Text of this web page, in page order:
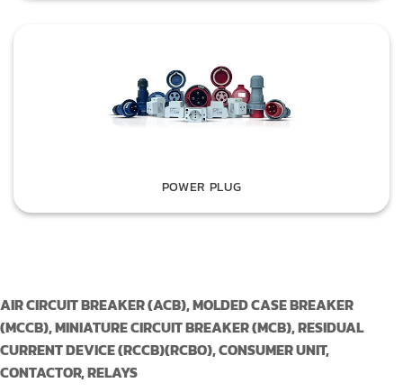
POWER PLUG
AIR CIRCUIT BREAKER (ACB), MOLDED CASE BREAKER
(MCCB), MINIATURE CIRCUIT BREAKER (MCB), RESIDUAL
CURRENT DEVICE (RCCB)(RCBO), CONSUMER UNIT,
CONTACTOR, RELAYS